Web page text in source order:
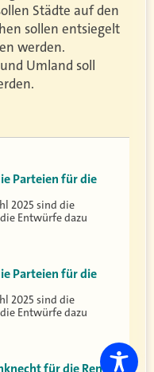
Städte auf den
sollen entsiegelt
werden.
Umland soll
Parteien für die
2025 sind die
Entwürfe dazu
Parteien für die
2025 sind die
Entwürfe dazu
für die Rente